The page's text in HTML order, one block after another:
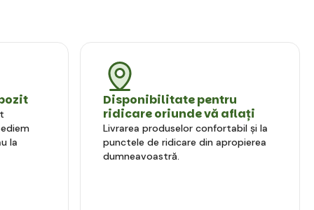
la
Disponibilitate pentru
ridicare oriunde vă aflați
Livrarea produselor confortabil și la
punctele de ridicare din apropierea
dumneavoastră.